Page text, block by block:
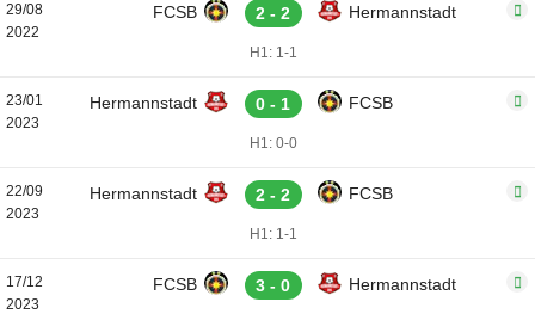
29/08
2022
FCSB 2 - 2 Hermannstadt
H1: 1-1
23/01
2023
Hermannstadt 0 - 1 FCSB
H1: 0-0
22/09
2023
Hermannstadt 2 - 2 FCSB
H1: 1-1
17/12
2023
FCSB 3 - 0 Hermannstadt